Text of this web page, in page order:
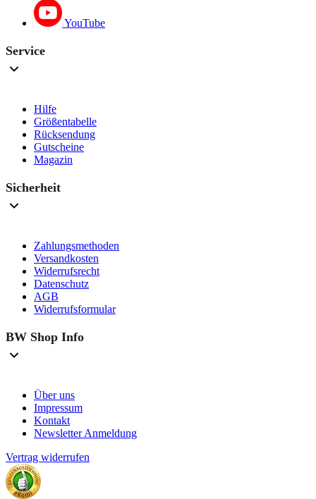
YouTube
Service
Hilfe
Größentabelle
Rücksendung
Gutscheine
Magazin
Sicherheit
Zahlungsmethoden
Versandkosten
Widerrufsrecht
Datenschutz
AGB
Widerrufsformular
BW Shop Info
Über uns
Impressum
Kontakt
Newsletter Anmeldung
Vertrag widerrufen